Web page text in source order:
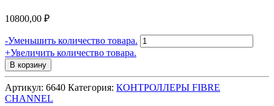
10800,00 ₽
-Уменьшить количество товара. Количество
товара
Optical
FC
+Увеличить количество товара.
В корзину
Артикул: 6640 Категория: КОНТРОЛЛЕРЫ FIBRE
CHANNEL